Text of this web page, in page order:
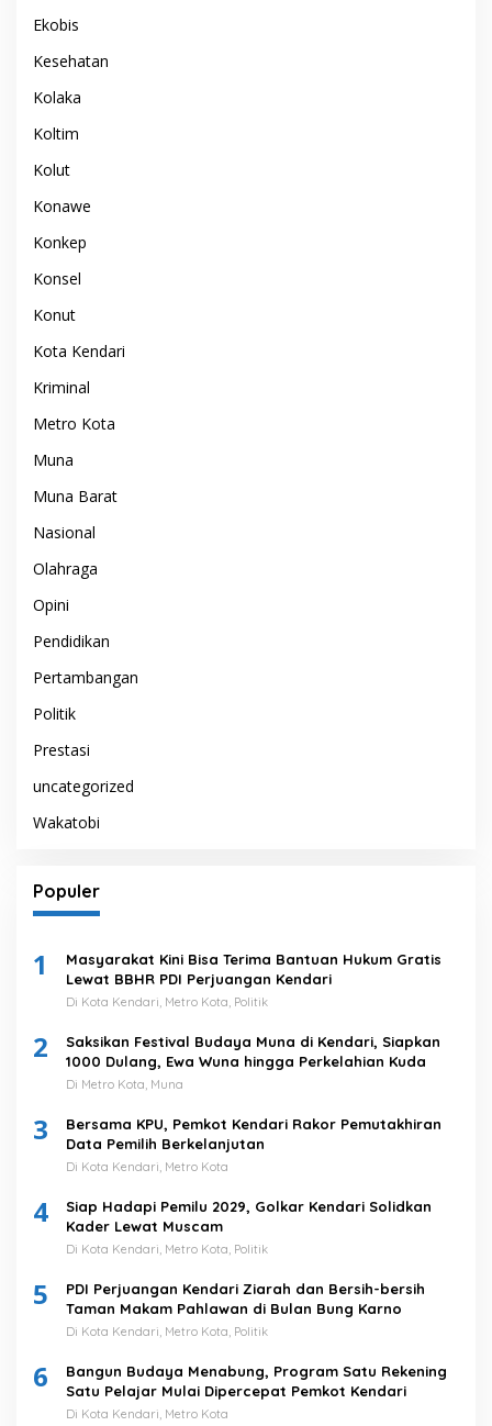
Ekobis
Kesehatan
Kolaka
Koltim
Kolut
Konawe
Konkep
Konsel
Konut
Kota Kendari
Kriminal
Metro Kota
Muna
Muna Barat
Nasional
Olahraga
Opini
Pendidikan
Pertambangan
Politik
Prestasi
uncategorized
Wakatobi
Populer
1
Masyarakat Kini Bisa Terima Bantuan Hukum Gratis
Lewat BBHR PDI Perjuangan Kendari
Di Kota Kendari, Metro Kota, Politik
2
Saksikan Festival Budaya Muna di Kendari, Siapkan
1000 Dulang, Ewa Wuna hingga Perkelahian Kuda
Di Metro Kota, Muna
3
Bersama KPU, Pemkot Kendari Rakor Pemutakhiran
Data Pemilih Berkelanjutan
Di Kota Kendari, Metro Kota
4
Siap Hadapi Pemilu 2029, Golkar Kendari Solidkan
Kader Lewat Muscam
Di Kota Kendari, Metro Kota, Politik
5
PDI Perjuangan Kendari Ziarah dan Bersih-bersih
Taman Makam Pahlawan di Bulan Bung Karno
Di Kota Kendari, Metro Kota, Politik
6
Bangun Budaya Menabung, Program Satu Rekening
Satu Pelajar Mulai Dipercepat Pemkot Kendari
Di Kota Kendari, Metro Kota